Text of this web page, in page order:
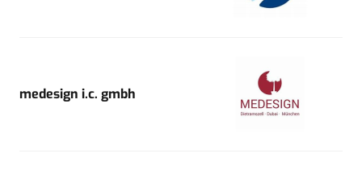
medesign i.c. gmbh